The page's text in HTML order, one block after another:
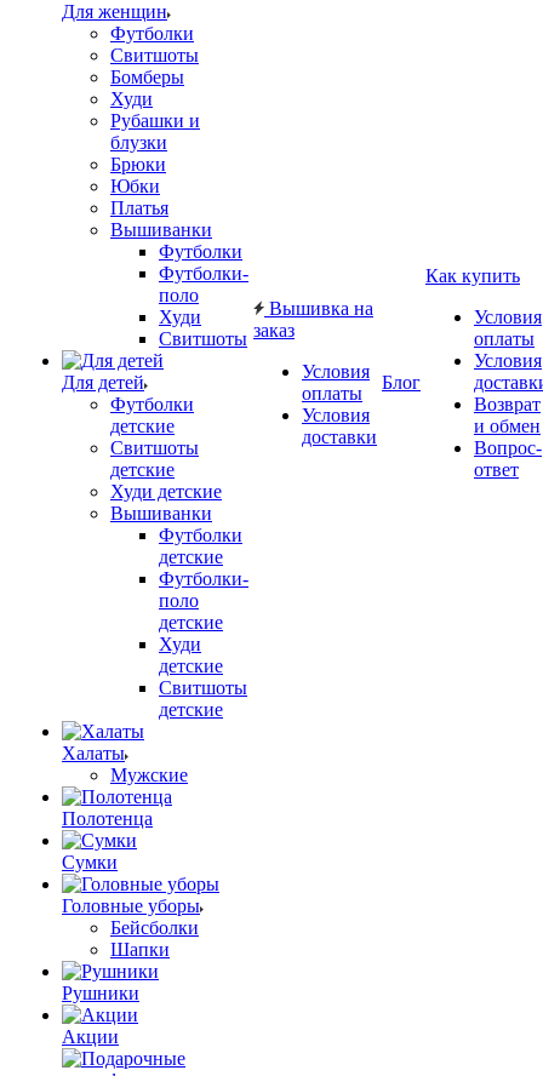
Для женщин
Футболки
Свитшоты
Бомберы
Худи
Рубашки и
блузки
Брюки
Юбки
Платья
Вышиванки
Футболки
Футболки-
поло
Худи
Свитшоты
Для детей
Футболки
детские
Свитшоты
детские
Худи детские
Вышиванки
Футболки
детские
Футболки-
поло
детские
Худи
детские
Свитшоты
детские
Халаты
Мужские
Полотенца
Сумки
Головные уборы
Бейсболки
Шапки
Рушники
Акции
Вышивка на
заказ
Условия
оплаты
Условия
доставки
Блог
Как купить
Условия
оплаты
Условия
Возврат
и обмен
Вопрос-
ответ